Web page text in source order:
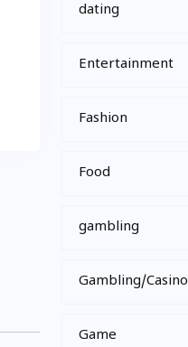
dating
Entertainment
Fashion
Food
gambling
Gambling/Casino
Game